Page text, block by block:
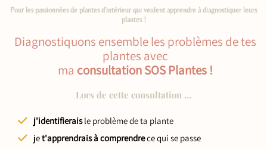
Pour les passionnées de plantes d'intérieur qui veulent apprendre à diagnostiquer leurs
plantes !
Diagnostiquons ensemble les problèmes de tes
plantes avec
ma consultation SOS Plantes !
Lors de cette consultation ...
j'identifieraisle problème de ta plante
jet'apprendrais à comprendrece qui se passe